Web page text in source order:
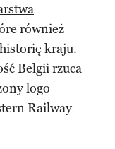
również
kraju.
Belgii rzuca
logo
Railway